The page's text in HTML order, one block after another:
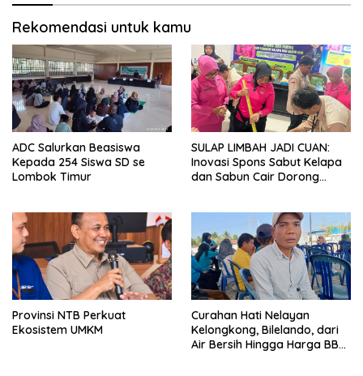
Rekomendasi untuk kamu
ADC Salurkan Beasiswa
Kepada 254 Siswa SD se
Lombok Timur
SULAP LIMBAH JADI CUAN:
Inovasi Spons Sabut Kelapa
dan Sabun Cair Dorong
Provinsi NTB Perkuat
Ekosistem UMKM
Curahan Hati Nelayan
Kelongkong, Bilelando, dari
Air Bersih Hingga Harga BBM